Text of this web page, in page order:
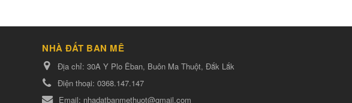
NHÀ ĐẤT BAN MÊ
Địa chỉ: 30A Y Plo Êban, Buôn Ma Thuột, Đắk Lắk
Điện thoại: 0368.147.147
Email: nhadatbanmethuot@gmail.com